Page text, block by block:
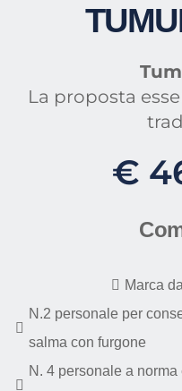
La proposta
€
Marca
N.2 personale per
salma con furgone
N. 4 personale a